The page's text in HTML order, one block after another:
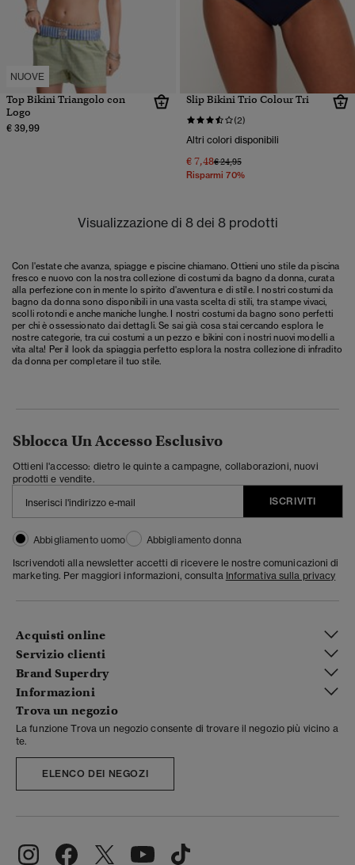
NUOVE
Top Bikini Triangolo con
Logo
€ 39,99
Slip Bikini Trio Colour Tri
(2)
Altri colori disponibili
€ 7,48Prezzo ridotto da
€ 24,95a
Risparmi 70%
Visualizzazione di 8 dei 8 prodotti
Con l'estate che avanza, spiagge e piscine chiamano. Ottieni uno stile da piscina
fresco e nuovo con la nostra collezione di costumi da bagno da donna, curata
alla perfezione con in mente lo spirito d'avventura e di stile. I nostri costumi da
bagno da donna sono disponibili in una vasta scelta di stili, tra stampe vivaci,
scolli rotondi e anche maniche lunghe. I nostri costumi da bagno sono perfetti
per chi è ossessionato dai dettagli. Se sai già cosa stai cercando esplora le
nostre categorie, tra cui costumi a un pezzo e bikini con i nostri nuovi modelli a
vita alta! Per il look da spiaggia perfetto esplora la nostra collezione di infradito
da donna per completare il tuo stile.
Sblocca Un Accesso Esclusivo
Ottieni l'accesso: dietro le quinte a campagne, collaborazioni, nuovi
prodotti e vendite.
ISCRIVITI
Abbigliamento uomo
Abbigliamento donna
Iscrivendoti alla newsletter accetti di ricevere le nostre comunicazioni di
marketing. Per maggiori informazioni, consulta Informativa sulla privacy
Acquisti online
Servizio clienti
Brand Superdry
Informazioni
Trova un negozio
La funzione Trova un negozio consente di trovare il negozio più vicino a
te.
ELENCO DEI NEGOZI